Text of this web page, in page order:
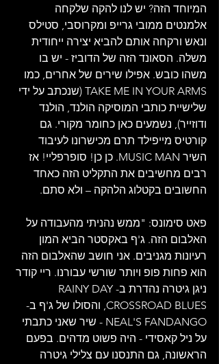
המיוחד הזה? יש לנו להקה שלקחה
אלמנטים ממובי גרייפ ומקרוסבי, סטילס
ונאש ורקחה אותם להביא יצירה ייחודית
משלה. הסאונד הזה של הדוביז - יש בו
משהו כובש. אפילו שירים של אחרים, כמו
TAKE ME IN YOUR ARMS (שנכתב על ידי
שלישיית כותבי המוסיקה הולנד, הולנד
ודוזייר), נשמעים כאן כחומר מקורי. גם
קורטיס מייפילד תרם מכישרונו לעיבוד
השיר MUSIC MAN. כן כן! סופרפליי! אז
רבים מחשיבים את התקליט הזה כאחד
החשובים בקטלוג הלהקה – ולא סתם.
פאט סימונס: "ממש נהניתי מהעבודה על
האלבום הזה. ג'ף באקסטר הביא המון
רעיונות מגניבים. אני חושב שהאלבום הזה
הוא פחות פופ ויותר שורשי עבורנו. ריי קודר
ניגן גיטרה נהדרת ב-RAINY DAY
CROSSROAD BLUES, והסולו של ג'ף ב-
NEAL'S FANDANGO - שיר שאני כתבתי
על ניל קאסידי - היה פשוט מדהים. בפעם
הראשונה, גם התנסנו עם צלילי גיטרה